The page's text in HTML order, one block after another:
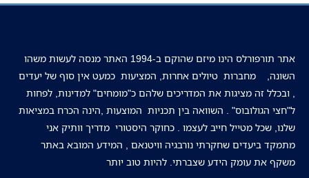
אתר תורפורלס הינו מיזם שהוקם ב-1994 האתר מנסה לעשות משהו
מחברות טיולים אחרות, המציעות כמעט אין סוף של יעדים
זה מציגות את המדריכים שלהם כ"מומחים" למדינות, לפחות
הגולובוס" . השוואה בין תכניות המוצעות ,הינה הכרח במציאות
שכל מטייל חייב לעצמו . כחוקר היסטורי מדריך וותיק אני
ביעדים שחקרתי נורבגיה וויטנאם , המידע המובא באתר
את עומק הידע שצברתי. להיות טוב יותר